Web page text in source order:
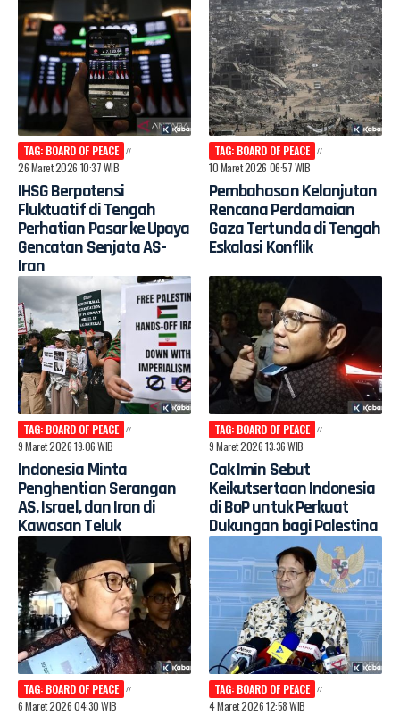
TAG: BOARD OF PEACE
26 Maret 2026 10:37 WIB
IHSG Berpotensi
Fluktuatif di Tengah
Perhatian Pasar ke Upaya
Gencatan Senjata AS-
Iran
TAG: BOARD OF PEACE
10 Maret 2026 06:57 WIB
Pembahasan Kelanjutan
Rencana Perdamaian
Gaza Tertunda di Tengah
Eskalasi Konflik
TAG: BOARD OF PEACE
9 Maret 2026 19:06 WIB
Indonesia Minta
Penghentian Serangan
AS, Israel, dan Iran di
Kawasan Teluk
TAG: BOARD OF PEACE
9 Maret 2026 13:36 WIB
Cak Imin Sebut
Keikutsertaan Indonesia
di BoP untuk Perkuat
Dukungan bagi Palestina
TAG: BOARD OF PEACE
6 Maret 2026 04:30 WIB
TAG: BOARD OF PEACE
4 Maret 2026 12:58 WIB